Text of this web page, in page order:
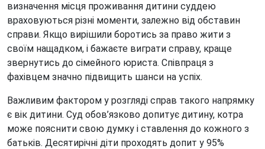
визначення місця проживання дитини суддею
враховуються різні моменти, залежно від обставин
справи. Якщо вирішили боротись за право жити з
своїм нащадком, і бажаєте виграти справу, краще
звернутись до сімейного юриста. Співпраця з
фахівцем значно підвищить шанси на успіх.
Важливим фактором у розгляді справ такого напрямку
є вік дитини. Суд обов’язково допитує дитину, котра
може пояснити свою думку і ставлення до кожного з
батьків. Десятирічні діти проходять допит у 95%